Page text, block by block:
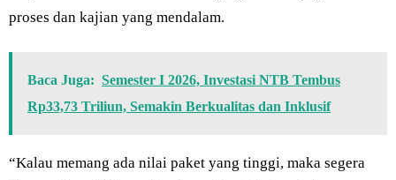
proses dan kajian yang mendalam.
Baca Juga: Semester I 2026, Investasi NTB Tembus
Rp33,73 Triliun, Semakin Berkualitas dan Inklusif
“Kalau memang ada nilai paket yang tinggi, maka segera